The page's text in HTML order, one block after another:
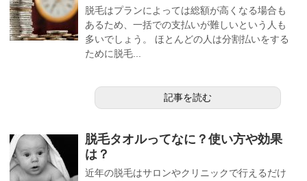
脱毛はプランによっては総額が高くなる場合も
あるため、一括での支払いが難しいという人も
多いでしょう。 ほとんどの人は分割払いをする
ために脱毛...
記事を読む
脱毛タオルってなに？使い方や効果
は？
近年の脱毛はサロンやクリニックで行えるだけ